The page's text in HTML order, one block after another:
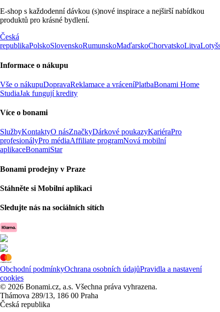
E-shop s každodenní dávkou (s)nové inspirace a nejširší nabídkou
produktů pro krásné bydlení.
Česká
republikaPolskoSlovenskoRumunskoMaďarskoChorvatskoLitva
Informace o nákupu
Vše o nákupuDopravaReklamace a vráceníPlatbaBonami Home
StudiaJak fungují kredity
Více o bonami
SlužbyKontaktyO násZnačkyDárkové poukazyKariéraPro
profesionályPro médiaAffiliate programNová mobilní
aplikaceBonamiStar
Bonami prodejny v Praze
Stáhněte si Mobilní aplikaci
Sledujte nás na sociálních sítích
Obchodní podmínkyOchrana osobních údajůPravidla a nastavení
cookies
© 2026 Bonami.cz, a.s. Všechna práva vyhrazena.
Thámova 289/13, 186 00 Praha
Česká republika